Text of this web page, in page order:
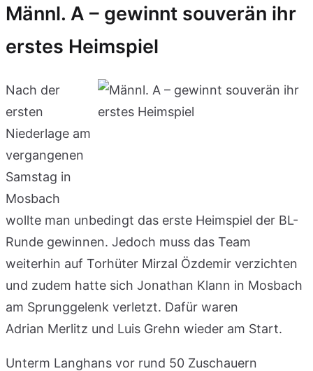
Männl. A – gewinnt souverän ihr
erstes Heimspiel
Nach der
ersten
Niederlage am
vergangenen
Samstag in
Mosbach
wollte man unbedingt das erste Heimspiel der BL-
Runde gewinnen. Jedoch muss das Team
weiterhin auf Torhüter Mirzal Özdemir verzichten
und zudem hatte sich Jonathan Klann in Mosbach
am Sprunggelenk verletzt. Dafür waren
Adrian Merlitz und Luis Grehn wieder am Start.
Unterm Langhans vor rund 50 Zuschauern